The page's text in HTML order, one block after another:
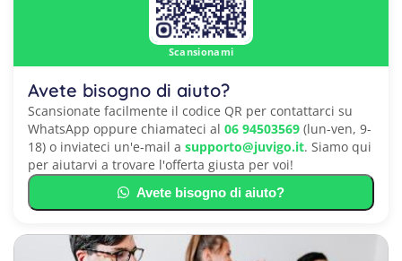
Scansionami
Avete bisogno di aiuto?
Scansionate facilmente il codice QR per contattarci su
WhatsApp oppure chiamateci al 06 94503569 (lun-ven, 9-
18) o inviateci un'e-mail a supporto@juvigo.it. Siamo qui
per aiutarvi a trovare l'offerta giusta per voi!
Avete bisogno di aiuto?